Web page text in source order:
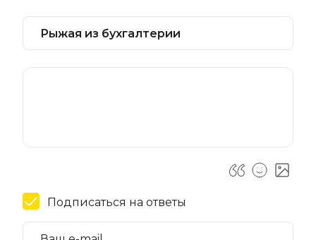
Подписаться на ответы